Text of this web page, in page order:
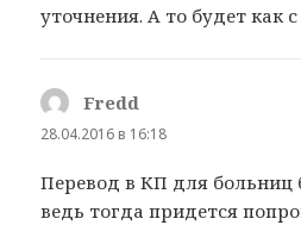
уточнения. А то будет как
Fredd
28.04.2016 в 16:18
Перевод в КП для больниц
ведь тогда придется